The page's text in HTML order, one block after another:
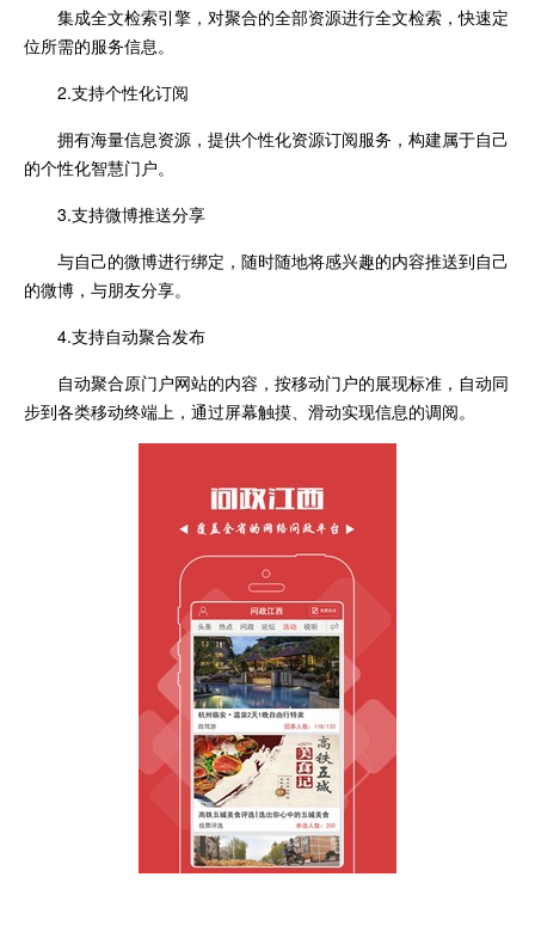
集成全文检索引擎，对聚合的全部资源进行全文检索，快速定
位所需的服务信息。
2.支持个性化订阅
拥有海量信息资源，提供个性化资源订阅服务，构建属于自己
的个性化智慧门户。
3.支持微博推送分享
与自己的微博进行绑定，随时随地将感兴趣的内容推送到自己
的微博，与朋友分享。
4.支持自动聚合发布
自动聚合原门户网站的内容，按移动门户的展现标准，自动同
步到各类移动终端上，通过屏幕触摸、滑动实现信息的调阅。